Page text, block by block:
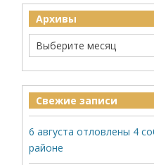
Архивы
Свежие записи
6 августа отловлены 4
районе